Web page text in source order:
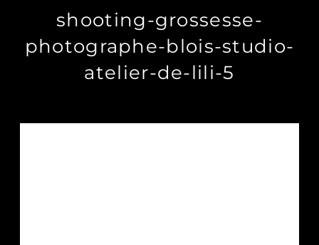
shooting-grossesse-
photographe-blois-studio-
atelier-de-lili-5